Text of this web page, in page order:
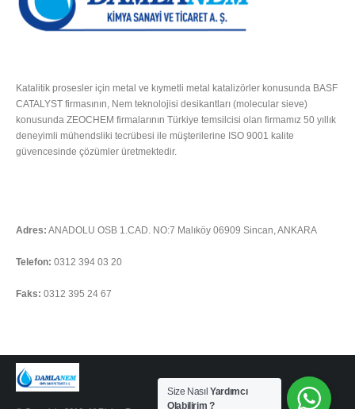
Katalitik prosesler için metal ve kıymetli metal katalizörler konusunda BASF
CATALYST firmasının, Nem teknolojisi desikantları (molecular sieve)
konusunda ZEOCHEM firmalarının Türkiye temsilcisi olan firmamız 50 yıllık
deneyimli mühendsliki tecrübesi ile müşterilerine ISO 9001 kalite
güvencesinde çözümler üretmektedir.
Adres: ANADOLU OSB 1.CAD. NO:7 Malıköy 06909 Sincan, ANKARA
Telefon: 0312 394 03 20
Faks: 0312 395 24 67
Size NasılYardımcı
Olabilirim ?